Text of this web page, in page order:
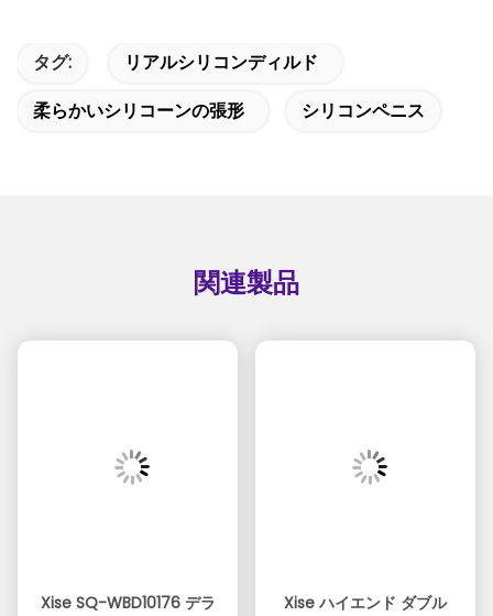
タグ:
リアルシリコンディルド
柔らかいシリコーンの張形
シリコンペニス
関連製品
Xise SQ-WBD10176 デラ
Xise ハイエンド ダブル